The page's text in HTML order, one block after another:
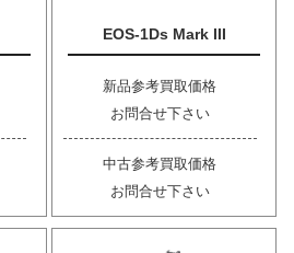
EOS-1Ds Mark III
新品参考買取価格
お問合せ下さい
中古参考買取価格
お問合せ下さい